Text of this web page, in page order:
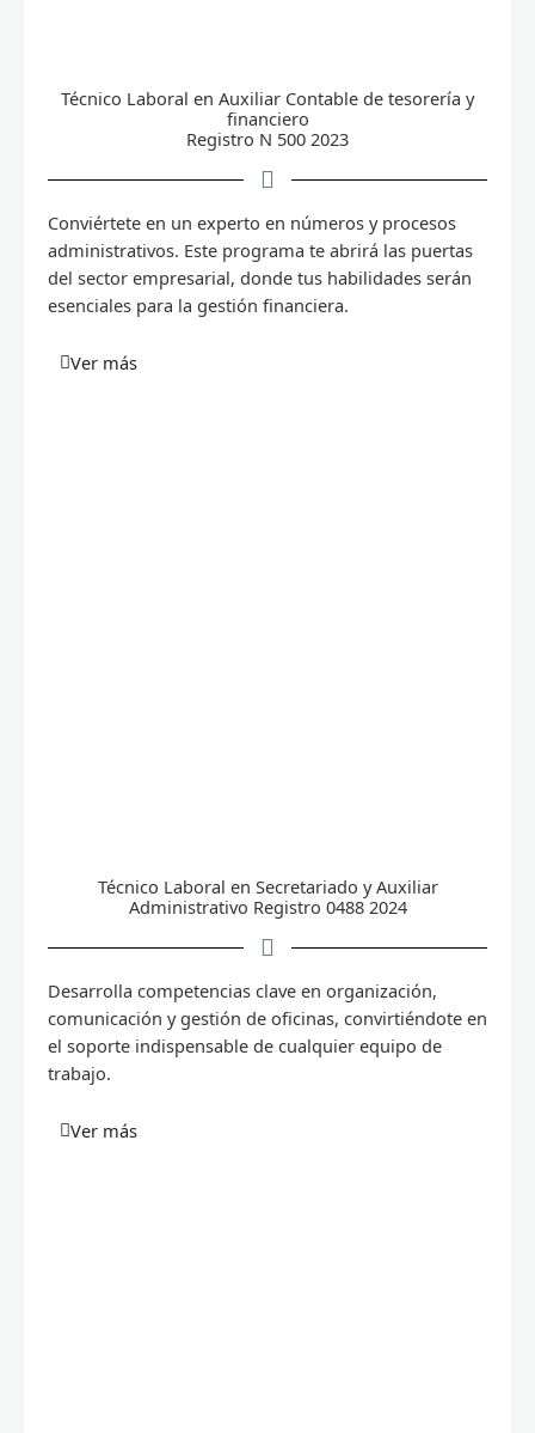
Técnico Laboral en Auxiliar Contable de tesorería y
financiero
Registro N 500 2023
Conviértete en un experto en números y procesos
administrativos. Este programa te abrirá las puertas
del sector empresarial, donde tus habilidades serán
esenciales para la gestión financiera.
Ver más
Técnico Laboral en Secretariado y Auxiliar
Administrativo Registro 0488 2024
Desarrolla competencias clave en organización,
comunicación y gestión de oficinas, convirtiéndote en
el soporte indispensable de cualquier equipo de
trabajo.
Ver más